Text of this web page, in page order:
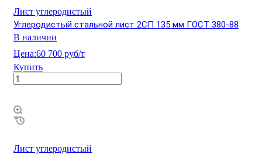
Лист углеродистый
Углеродистый стальной лист 2СП 135 мм ГОСТ 380-88
В наличии
Цена:60 700 руб/т
Купить
Лист углеродистый